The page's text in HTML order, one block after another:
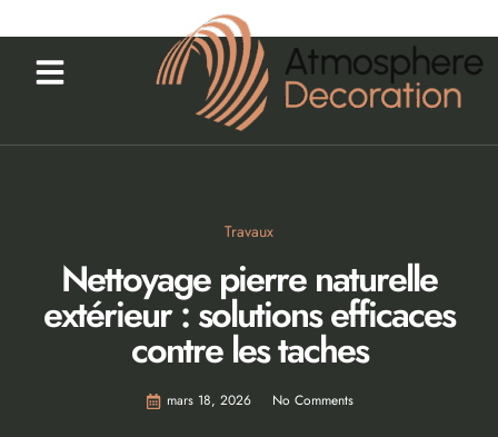
Travaux
Nettoyage pierre naturelle
extérieur : solutions efficaces
contre les taches
mars 18, 2026 No Comments